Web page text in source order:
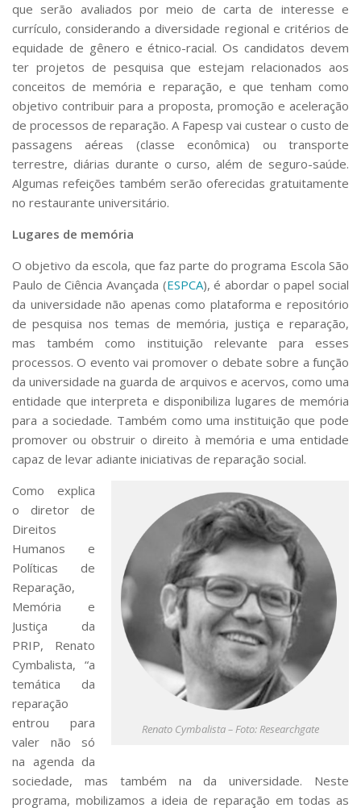
que serão avaliados por meio de carta de interesse e
currículo, considerando a diversidade regional e critérios de
equidade de gênero e étnico-racial. Os candidatos devem
ter projetos de pesquisa que estejam relacionados aos
conceitos de memória e reparação, e que tenham como
objetivo contribuir para a proposta, promoção e aceleração
de processos de reparação. A Fapesp vai custear o custo de
passagens aéreas (classe econômica) ou transporte
terrestre, diárias durante o curso, além de seguro-saúde.
Algumas refeições também serão oferecidas gratuitamente
no restaurante universitário.
Lugares de memória
O objetivo da escola, que faz parte do programa Escola São
Paulo de Ciência Avançada (ESPCA), é abordar o papel social
da universidade não apenas como plataforma e repositório
de pesquisa nos temas de memória, justiça e reparação,
mas também como instituição relevante para esses
processos. O evento vai promover o debate sobre a função
da universidade na guarda de arquivos e acervos, como uma
entidade que interpreta e disponibiliza lugares de memória
para a sociedade. Também como uma instituição que pode
promover ou obstruir o direito à memória e uma entidade
capaz de levar adiante iniciativas de reparação social.
Renato Cymbalista – Foto: Researchgate
Como explica
o diretor de
Direitos
Humanos e
Políticas de
Reparação,
Memória e
Justiça da
PRIP, Renato
Cymbalista, “a
temática da
reparação
entrou para
valer não só
na agenda da
sociedade, mas também na da universidade. Neste
programa, mobilizamos a ideia de reparação em todas as